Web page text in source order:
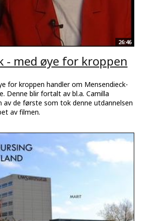
26:46
- med øye for kroppen
for kroppen handler om Mensendieck-
Denne blir fortalt av bl.a. Camilla
av de første som tok denne utdannelsen
av filmen.